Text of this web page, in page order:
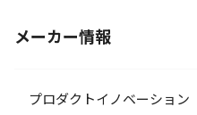
メーカー情報
プロダクトイノベーション